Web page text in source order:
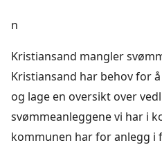
n
Kristiansand mangler
Kristiansand har behov for
og lage en oversikt over
svømmeanleggene vi har i
kommunen har for anlegg i